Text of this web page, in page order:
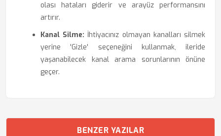
olası hataları giderir ve arayüz performansını
artırır.
Kanal Silme: İhtiyacınız olmayan kanalları silmek
yerine 'Gizle' seçeneğini kullanmak, ileride
yaşanabilecek kanal arama sorunlarının önüne
geçer.
BENZER YAZILAR